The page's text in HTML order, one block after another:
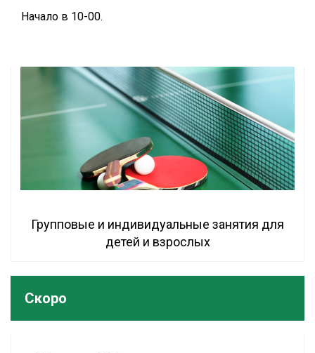
Групповые и индивидуальные занятия для
детей и взрослых
Скоро
Начало в 10-00.